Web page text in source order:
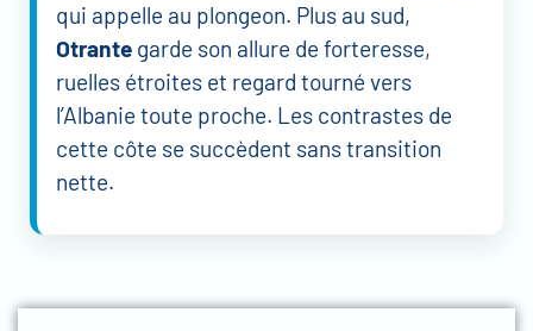
qui appelle au plongeon. Plus au sud,
Otrante garde son allure de forteresse,
ruelles étroites et regard tourné vers
l’Albanie toute proche. Les contrastes de
cette côte se succèdent sans transition
nette.